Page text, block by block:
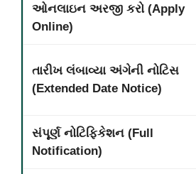
ઓનલાઇન અરજી કરો (Apply
Online)
તારીખ લંબાવ્યા અંગેની નોટિસ
(Extended Date Notice)
સંપૂર્ણ નોટિફિકેશન (Full
Notification)